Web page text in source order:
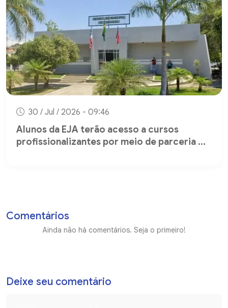
30 / Jul / 2026 - 09:46
Alunos da EJA terão acesso a cursos
profissionalizantes por meio de parceria ...
Comentários
Ainda não há comentários. Seja o primeiro!
Deixe seu comentário